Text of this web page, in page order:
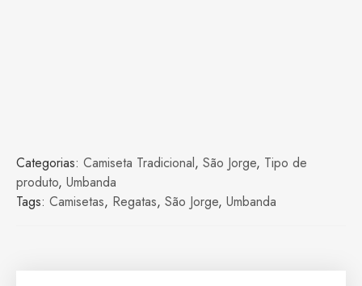
Categorias: Camiseta Tradicional, São Jorge, Tipo de
produto, Umbanda
Tags: Camisetas, Regatas, São Jorge, Umbanda